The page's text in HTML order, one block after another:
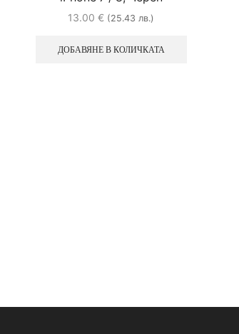
13.00€ (25.43 лв.)
ДОБАВЯНЕ В КОЛИЧКАТА